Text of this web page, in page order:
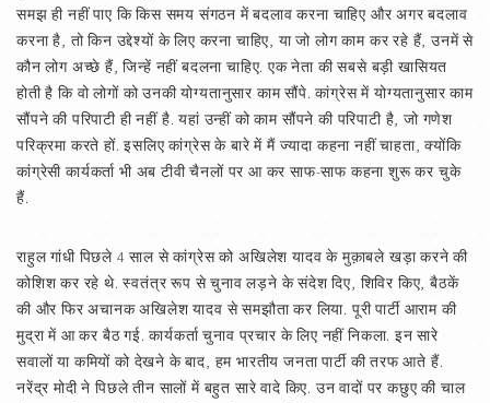
समझ ही नहीं पाए कि किस समय संगठन में बदलाव करना चाहिए और अगर बदलाव
करना है, तो किन उद्देश्यों के लिए करना चाहिए, या जो लोग काम कर रहे हैं, उनमें से
कौन लोग अच्छे हैं, जिन्हें नहीं बदलना चाहिए. एक नेता की सबसे बड़ी खासियत
होती है कि वो लोगों को उनकी योग्यतानुसार काम सौंपे. कांग्रेस में योग्यतानुसार काम
सौंपने की परिपाटी ही नहीं है. यहां उन्हीं को काम सौंपने की परिपाटी है, जो गणेश
परिक्रमा करते हों. इसलिए कांग्रेस के बारे में मैं ज्यादा कहना नहीं चाहता, क्योंकि
कांग्रेसी कार्यकर्ता भी अब टीवी चैनलों पर आ कर साफ-साफ कहना शुरू कर चुके
हैं.
राहुल गांधी पिछले 4 साल से कांग्रेस को अखिलेश यादव के मुक़ाबले खड़ा करने की
कोशिश कर रहे थे. स्वतंत्र रूप से चुनाव लड़ने के संदेश दिए, शिविर किए, बैठकें
की और फिर अचानक अखिलेश यादव से समझौता कर लिया. पूरी पार्टी आराम की
मुद्रा में आ कर बैठ गई. कार्यकर्ता चुनाव प्रचार के लिए नहीं निकला. इन सारे
सवालों या कमियों को देखने के बाद, हम भारतीय जनता पार्टी की तरफ आते हैं.
नरेंद्र मोदी ने पिछले तीन सालों में बहुत सारे वादे किए. उन वादों पर कछुए की चाल